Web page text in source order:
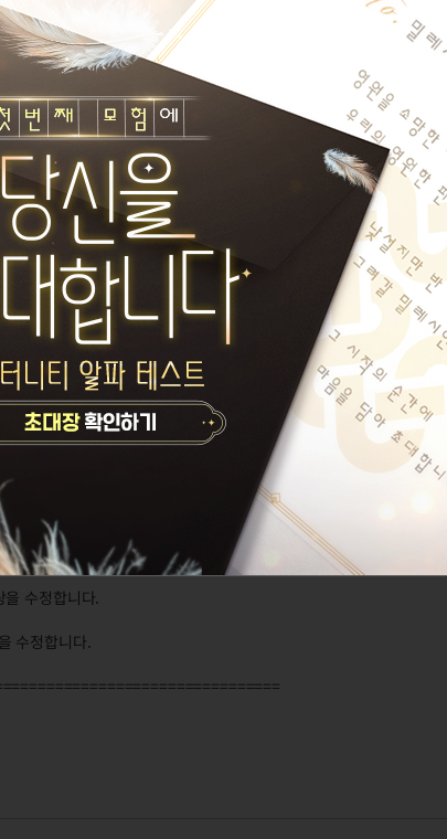
롤을 판매합니다.
든' 타이틀을 얻을 수 있습니다.
니다.
때에는, 상태효과 아이콘을 눌러 취소할 수 있습니다.
정합니다.
래할 수 있습니다.
용되던 현상을 수정합니다.
발동되도록 수정합니다.
을 알아보기 쉽게 표시합니다.
정합니다.
수정합니다.
수정합니다.